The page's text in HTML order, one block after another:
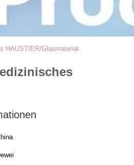
HAUSTIER/Glasmaterial